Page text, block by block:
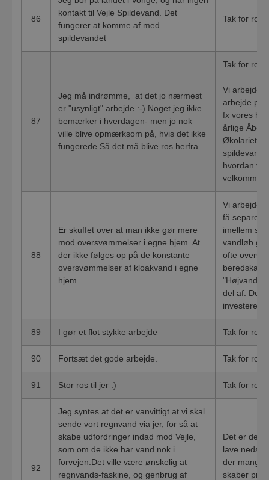
86
kontakt til Vejle Spildevand. Det
fungerer at komme af med
spildevandet
Tak for
87
Jeg må indrømme, at det jo nærmest
er "usynligt" arbejde :-) Noget jeg ikke
bemærker i hverdagen- men jo nok
ville blive opmærksom på, hvis det ikke
fungerede.Så det må blive ros herfra
Tak for
Vi arbejder
arbejde på
fx vores
årlige
Økolariet,
spildevand
hvordan vi
88
Er skuffet over at man ikke gør mere
mod oversvømmelser i egne hjem. At
der ikke følges op på de konstante
oversvømmelser af kloakvand i egne
hjem.
Vi arbejder
få
imellem
vandløb
ofte
del af. Der
investeret i
89 I gør et flot stykke arbejde Tak for
90 Fortsæt det gode arbejde. Tak for
91 Stor ros til jer :) Tak for
92
Jeg syntes at det er vanvittigt at vi skal
sende vort regnvand via jer, for så at
skabe udfordringer indad mod Vejle,
som om de ikke har vand nok i
forvejen.Det ville være ønskelig at
regnvands-faskine, og genbrug af
Det er
lave
der mange
skaber